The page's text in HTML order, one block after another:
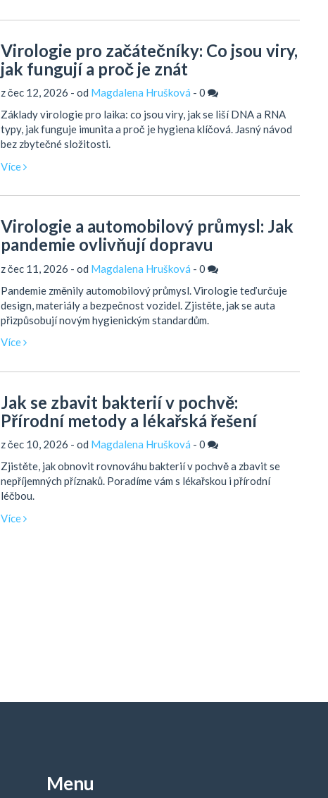
Virologie pro začátečníky: Co jsou viry,
jak fungují a proč je znát
z čec 12, 2026 - od Magdalena Hrušková - 0
Základy virologie pro laika: co jsou viry, jak se liší DNA a RNA
typy, jak funguje imunita a proč je hygiena klíčová. Jasný návod
bez zbytečné složitosti.
Více
Virologie a automobilový průmysl: Jak
pandemie ovlivňují dopravu
z čec 11, 2026 - od Magdalena Hrušková - 0
Pandemie změnily automobilový průmysl. Virologie teď určuje
design, materiály a bezpečnost vozidel. Zjistěte, jak se auta
přizpůsobují novým hygienickým standardům.
Více
Jak se zbavit bakterií v pochvě:
Přírodní metody a lékařská řešení
z čec 10, 2026 - od Magdalena Hrušková - 0
Zjistěte, jak obnovit rovnováhu bakterií v pochvě a zbavit se
nepříjemných příznaků. Poradíme vám s lékařskou i přírodní
léčbou.
Více
Menu